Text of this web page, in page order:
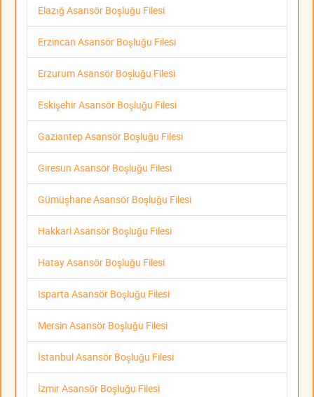
Elazığ Asansör Boşluğu Filesi
Erzincan Asansör Boşluğu Filesi
Erzurum Asansör Boşluğu Filesi
Eskişehir Asansör Boşluğu Filesi
Gaziantep Asansör Boşluğu Filesi
Giresun Asansör Boşluğu Filesi
Gümüşhane Asansör Boşluğu Filesi
Hakkari Asansör Boşluğu Filesi
Hatay Asansör Boşluğu Filesi
Isparta Asansör Boşluğu Filesi
Mersin Asansör Boşluğu Filesi
İstanbul Asansör Boşluğu Filesi
İzmir Asansör Boşluğu Filesi